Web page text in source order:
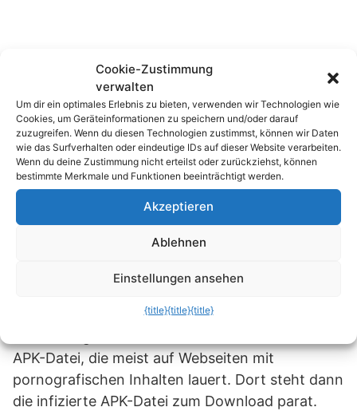
Wie wird mein Android
infiziert?
Die Infektion mit dem Android.Trojan.Koler.A-
APK-Datei, die meist auf Webseiten mit
pornografischen Inhalten lauert. Dort steht dann
die infizierte APK-Datei zum Download parat.
Cookie-Zustimmung
verwalten
Um dir ein optimales Erlebnis zu bieten, verwenden wir Technologien wie
Cookies, um Geräteinformationen zu speichern und/oder darauf
zuzugreifen. Wenn du diesen Technologien zustimmst, können wir Daten
wie das Surfverhalten oder eindeutige IDs auf dieser Website verarbeiten.
Wenn du deine Zustimmung nicht erteilst oder zurückziehst, können
bestimmte Merkmale und Funktionen beeinträchtigt werden.
Akzeptieren
Ablehnen
Einstellungen ansehen
{title}{title}{title}